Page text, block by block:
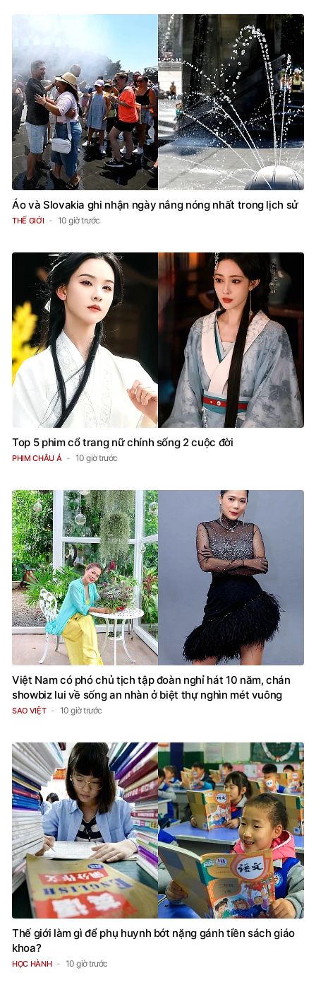
Áo và Slovakia ghi nhận ngày nắng nóng nhất trong lịch sử
THẾ GIỚI 10 giờ trước
Top 5 phim cổ trang nữ chính sống 2 cuộc đời
PHIM CHÂU Á 10 giờ trước
Việt Nam có phó chủ tịch tập đoàn nghỉ hát 10 năm, chán
showbiz lui về sống an nhàn ở biệt thự nghìn mét vuông
SAO VIỆT 10 giờ trước
Thế giới làm gì để phụ huynh bớt nặng gánh tiền sách giáo
khoa?
HỌC HÀNH 10 giờ trước